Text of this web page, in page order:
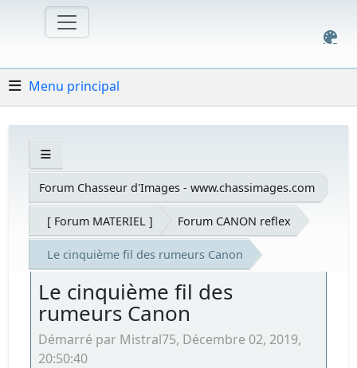
Menu principal
Forum Chasseur d'Images - www.chassimages.com
[ Forum MATERIEL ] Forum CANON reflex
Le cinquième fil des rumeurs Canon
Le cinquième fil des
rumeurs Canon
Démarré par Mistral75, Décembre 02, 2019,
20:50:40